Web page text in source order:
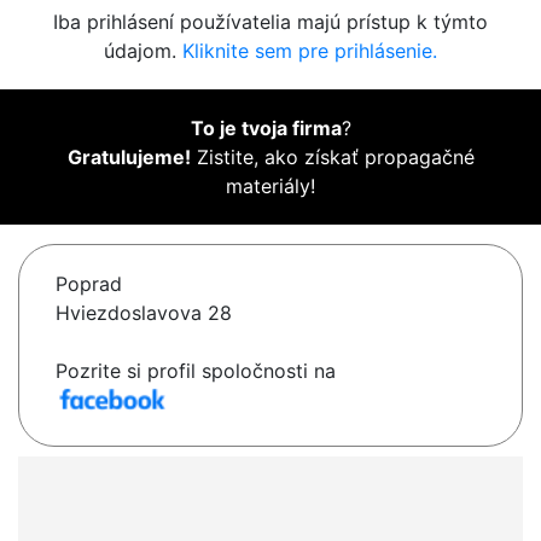
Iba prihlásení používatelia majú prístup k týmto
údajom. Kliknite sem pre prihlásenie.
To je tvoja firma?
Gratulujeme! Zistite, ako získať propagačné
materiály!
Poprad
Hviezdoslavova 28
Pozrite si profil spoločnosti na